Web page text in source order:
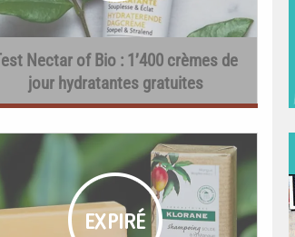
Nectar of Bio : 1’400 crèmes de
jour hydratantes gratuites